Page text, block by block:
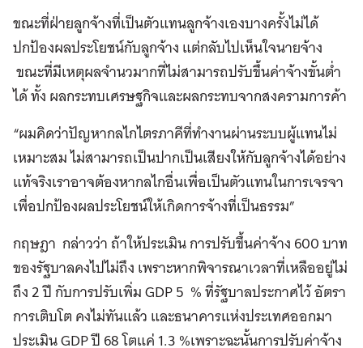
ขณะที่ฝ่ายลูกจ้างที่เป็นตัวแทนลูกจ้างเองบางครั้งไม่ได้
ปกป้องผลประโยชน์กับลูกจ้าง แต่กลับไปเห็นใจนายจ้าง
ขณะที่มีเหตุผลจำนวมากที่ไม่สามารถปรับขึ้นค่าจ้างขั้นต่ำ
ได้ ทั้ง ผลกระทบเศรษฐกิจและผลกระทบจากสงครามการค้า
“ผมคิดว่าปัญหากลไกไตรภาคีที่ทำงานผ่านระบบผู้แทนไม่
เหมาะสม ไม่สามารถเป็นปากเป็นเสียงให้กับลูกจ้างได้อย่าง
แท้จริงเราอาจต้องหากลไกอื่นเพื่อเป็นตัวแทนในการเจรจา
เพื่อปกป้องผลประโยชน์ให้เกิดการจ้างที่เป็นธรรม”
กฤษฎา กล่าวว่า ถ้าให้ประเมิน การปรับขึ้นค่าจ้าง 600 บาท
ของรัฐบาลคงไปไม่ถึง เพราะหากพิจารณาเวลาที่เหลืออยู่ไม่
ถึง 2 ปี กับการปรับเพิ่ม GDP 5 % ที่รัฐบาลประกาศไว้ อัตรา
การเติบโต คงไม่ทันแล้ว และธนาคารแห่งประเทศออกมา
ประเมิน GDP ปี 68 โตแค่ 1.3 %เพราะฉะนั้นการปรับค่าจ้าง